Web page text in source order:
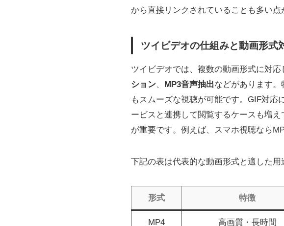
から直接リンクされていることも多い点
ツイビデオの仕組みと動画形式
ツイビデオでは、複数の動画形式に対
ション、 MP3音声抽出などがあります
もスムーズな視聴が可能です。GIF対応
ービスと連携して閲覧するケースも増
が重要です。例えば、スマホ視聴なら
下記の表は代表的な動画形式と適した用
形式 特徴
MP4 高画質・長時間